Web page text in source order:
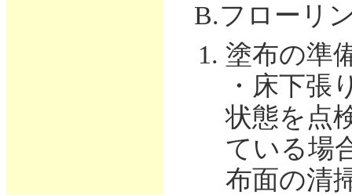
B.フローリ
塗布の準
・床下張
状態を点
ている場
布面の清